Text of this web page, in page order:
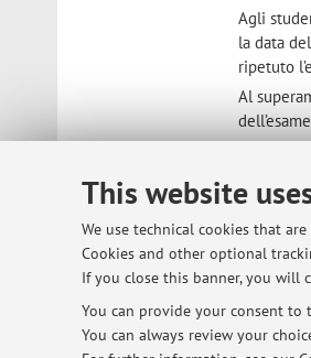
This website
We use technical cookies that
Cookies and other optional
If you close this banner, you will
You can provide your consent to
You can always review your
Agli
la data
ripetuto
Al
dell’esame
© 2026